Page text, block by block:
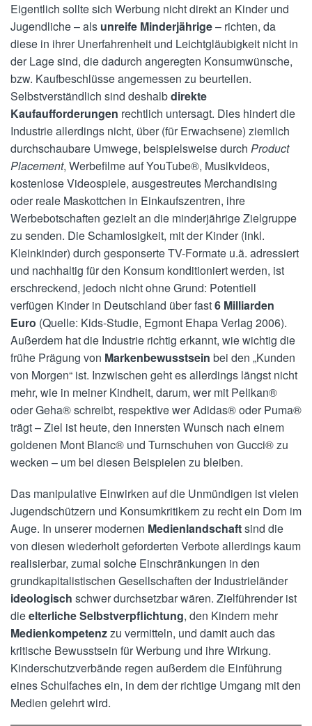
Eigentlich sollte sich Werbung nicht direkt an Kinder und
Jugendliche – als unreife Minderjährige– richten, da
diese in ihrer Unerfahrenheit und Leichtgläubigkeit nicht in
der Lage sind, die dadurch angeregten Konsumwünsche,
bzw. Kaufbeschlüsse angemessen zu beurteilen.
Selbstverständlich sind deshalbdirekte
Kaufaufforderungen rechtlich untersagt. Dies hindert die
Industrie allerdings nicht, über (für Erwachsene) ziemlich
durchschaubare Umwege, beispielsweise durch Product
Placement, Werbefilme auf YouTube®, Musikvideos,
kostenlose Videospiele, ausgestreutes Merchandising
oder reale Maskottchen in Einkaufszentren, ihre
Werbebotschaften gezielt an die minderjährige Zielgruppe
zu senden. Die Schamlosigkeit, mit der Kinder (inkl.
Kleinkinder) durch gesponserte TV-Formate u.ä. adressiert
und nachhaltig für den Konsum konditioniert werden, ist
erschreckend, jedoch nicht ohne Grund: Potentiell
verfügen Kinder in Deutschland über fast6 Milliarden
Euro (Quelle: Kids-Studie, Egmont Ehapa Verlag 2006).
Außerdem hat die Industrie richtig erkannt, wie wichtig die
frühe Prägung von Markenbewusstsein bei den „Kunden
von Morgen“ ist. Inzwischen geht es allerdings längst nicht
mehr, wie in meiner Kindheit, darum, wer mit Pelikan®
oder Geha® schreibt, respektive wer Adidas® oder Puma®
trägt – Ziel ist heute, den innersten Wunsch nach einem
goldenen Mont Blanc® und Turnschuhen von Gucci® zu
wecken – um bei diesen Beispielen zu bleiben.
Das manipulative Einwirken auf die Unmündigen ist vielen
Jugendschützern und Konsumkritikern zu recht ein Dorn im
Auge. In unserer modernen Medienlandschaftsind die
von diesen wiederholt geforderten Verbote allerdings kaum
realisierbar, zumal solche Einschränkungen in den
grundkapitalistischen Gesellschaften der Industrieländer
ideologisch schwer durchsetzbar wären. Zielführender ist
dieelterliche Selbstverpflichtung, den Kindern mehr
Medienkompetenzzu vermitteln, und damit auch das
kritische Bewusstsein für Werbung und ihre Wirkung.
Kinderschutzverbände regen außerdem die Einführung
eines Schulfaches ein, in dem der richtige Umgang mit den
Medien gelehrt wird.